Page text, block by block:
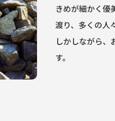
きめが細かく優
渡り、多くの人
しかしながら
す。